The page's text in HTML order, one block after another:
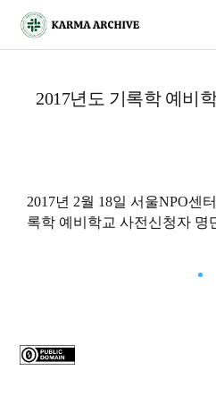
2017년도 기록학 예비
2017년 2월 18일 서울NPO센
록학 예비학교 사전신청자 명